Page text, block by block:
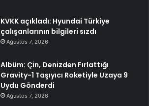
KVKK açıkladı: Hyundai Türkiye
çalışanlarının bilgileri sızdı
Ağustos 7, 2026
Albüm: Çin, Denizden Fırlattığı
Gravity-1 Taşıyıcı Roketiyle Uzaya 9
Uydu Gönderdi
Ağustos 7, 2026